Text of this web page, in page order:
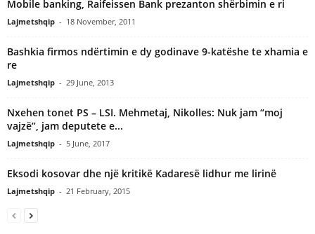
Mobile banking, Raifeissen Bank prezanton shërbimin e ri
Lajmetshqip - 18 November, 2011
Bashkia firmos ndërtimin e dy godinave 9-katëshe te xhamia e
re
Lajmetshqip - 29 June, 2013
Nxehen tonet PS – LSI. Mehmetaj, Nikolles: Nuk jam “moj
vajzë”, jam deputete e...
Lajmetshqip - 5 June, 2017
Eksodi kosovar dhe një kritikë Kadaresë lidhur me lirinë
Lajmetshqip - 21 February, 2015